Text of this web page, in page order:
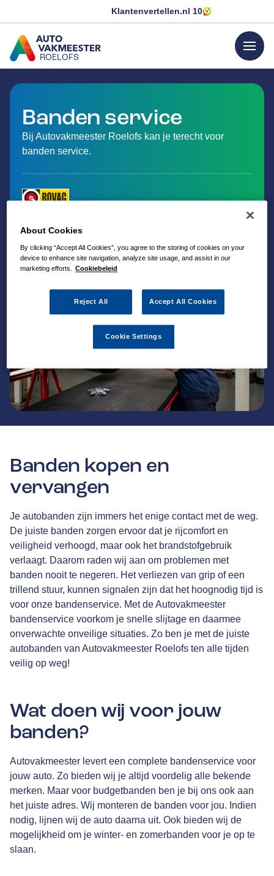
About Cookies
By clicking “Accept All Cookies”, you agree to the storing of cookies on your
device to enhance site navigation, analyze site usage, and assist in our
marketing efforts. Cookiebeleid
Reject All Accept All Cookies
Cookie Settings
Klantenvertellen.nl 10
ROELOFS
GA NAAR DE HOMEPAGINA
menu
Banden service
Bij Autovakmeester Roelofs kan je terecht voor
banden service.
Banden kopen en
vervangen
Je autobanden zijn immers het enige contact met de weg.
De juiste banden zorgen ervoor dat je rijcomfort en
veiligheid verhoogd, maar ook het brandstofgebruik
verlaagt. Daarom raden wij aan om problemen met
banden nooit te negeren. Het verliezen van grip of een
trillend stuur, kunnen signalen zijn dat het hoognodig tijd is
voor onze bandenservice. Met de Autovakmeester
bandenservice voorkom je snelle slijtage en daarmee
onverwachte onveilige situaties. Zo ben je met de juiste
autobanden van Autovakmeester Roelofs ten alle tijden
veilig op weg!
Wat doen wij voor jouw
banden?
Autovakmeester levert een complete bandenservice voor
jouw auto. Zo bieden wij je altijd voordelig alle bekende
merken. Maar voor budgetbanden ben je bij ons ook aan
het juiste adres. Wij monteren de banden voor jou. Indien
nodig, lijnen wij de auto daarna uit. Ook bieden wij de
mogelijkheid om je winter- en zomerbanden voor je op te
slaan.